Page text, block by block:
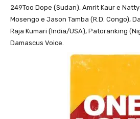
249Too Dope (Sudan), Amrit Kaur e
Mosengo e Jason Tamba (R.D. Congo),
Raja Kumari (India/USA), Patoranking
Damascus Voice.